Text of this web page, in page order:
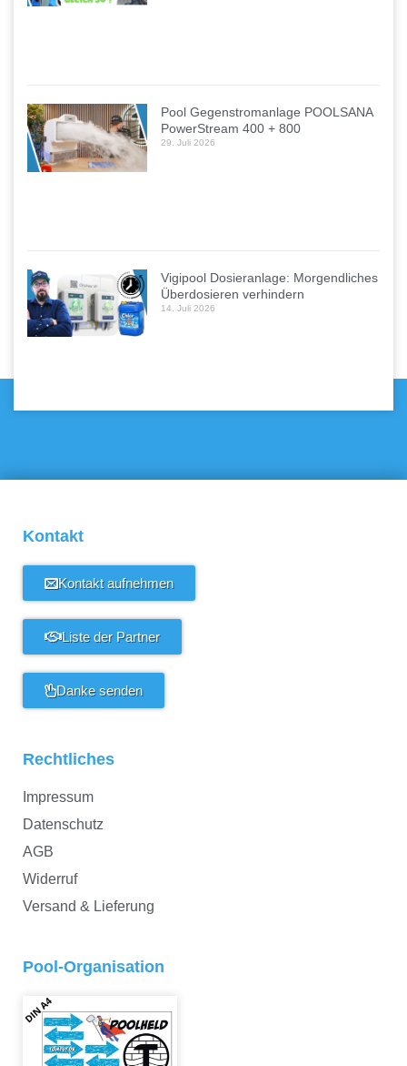
Pool Gegenstromanlage POOLSANA
PowerStream 400 + 800
29. Juli 2026
Vigipool Dosieranlage: Morgendliches
Überdosieren verhindern
14. Juli 2026
Kontakt
Kontakt aufnehmen
Liste der Partner
Danke senden
Rechtliches
Impressum
Datenschutz
AGB
Widerruf
Versand & Lieferung
Pool-Organisation